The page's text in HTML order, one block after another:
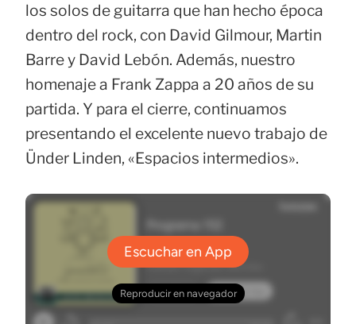
los solos de guitarra que han hecho época
dentro del rock, con David Gilmour, Martin
Barre y David Lebón. Además, nuestro
homenaje a Frank Zappa a 20 años de su
partida. Y para el cierre, continuamos
presentando el excelente nuevo trabajo de
Ünder Linden, «Espacios intermedios».